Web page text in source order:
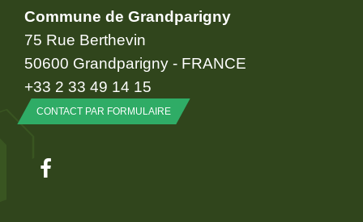
Commune de Grandparigny
75 Rue Berthevin
50600 Grandparigny - FRANCE
+33 2 33 49 14 15
CONTACT PAR FORMULAIRE